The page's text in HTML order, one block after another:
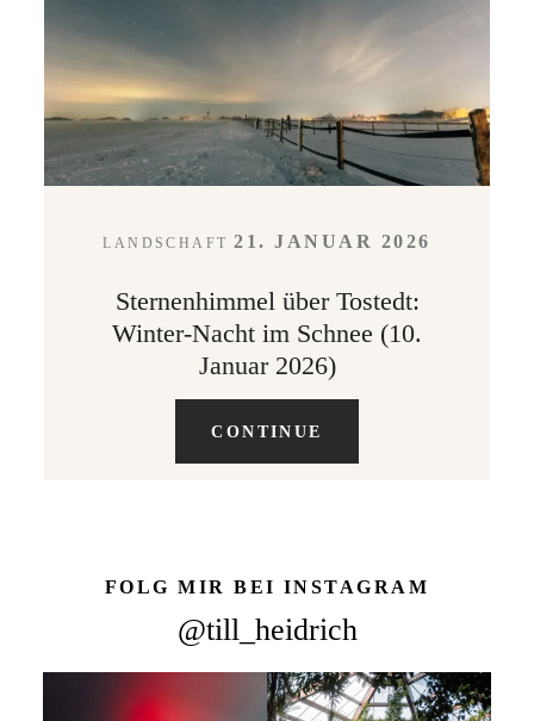
LEISTUNGEN
KONTAKT
ABOUT
LANDSCHAFT 21. JANUAR 2026
Sternenhimmel über Tostedt:
Winter-Nacht im Schnee (10.
Januar 2026)
CONTINUE
FOLG MIR BEI INSTAGRAM
@till_heidrich